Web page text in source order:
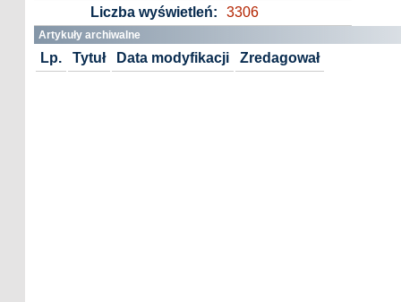
Liczba wyświetleń:
3306
Artykuły archiwalne
Lp. Tytuł Data modyfikacji Zredagował